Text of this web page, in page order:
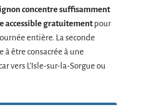
concentre suffisamment
accessible gratuitementpour
entière. La seconde
à être consacrée à une
vers L’Isle-sur-la-Sorgue ou